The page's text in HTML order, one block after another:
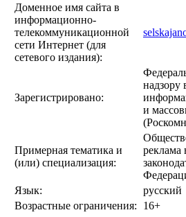
Доменное имя сайта в
информационно-
телекоммуникационной
сети Интернет (для
сетевого издания):
Зарегистрировано:
надзору
и
Примерная тематика и
(или) специализация:
реклама
Язык:
русский
Возрастные ограничения:
16+